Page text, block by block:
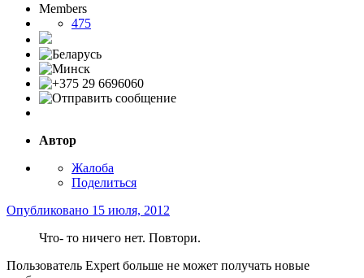
Members
475
Автор
Жалоба
Поделиться
Опубликовано 15 июля, 2012
Что- то ничего нет. Повтори.
Пользователь Expert больше не может получать новые